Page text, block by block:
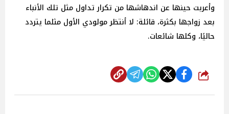
وأعربت حينها عن اندهاشها من تكرار تداول مثل تلك الأنباء
بعد زواجها بكثرة، قائلة: لا أنتظر مولودي الأول مثلما يتردد
حاليًا، وكلها شائعات.
شارك